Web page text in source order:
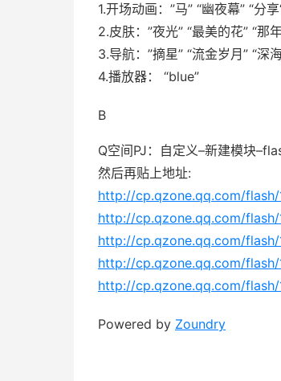
1.开场动画 ：”马” “幽夜幕” “分享
2.皮肤：”夜光” “最美的花” “那
3.导航：”摘星” “流金岁月” “深
4.播放器： “blue”
B
Q空间PJ：自定义–新建模块
然后再贴上地址:
http://cp.qzone.qq.com/
http://cp.qzone.qq.com/
http://cp.qzone.qq.com/
http://cp.qzone.qq.com/
http://cp.qzone.qq.com/
Powered by Zoundry